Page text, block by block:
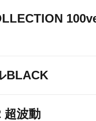
BLACK
超波動